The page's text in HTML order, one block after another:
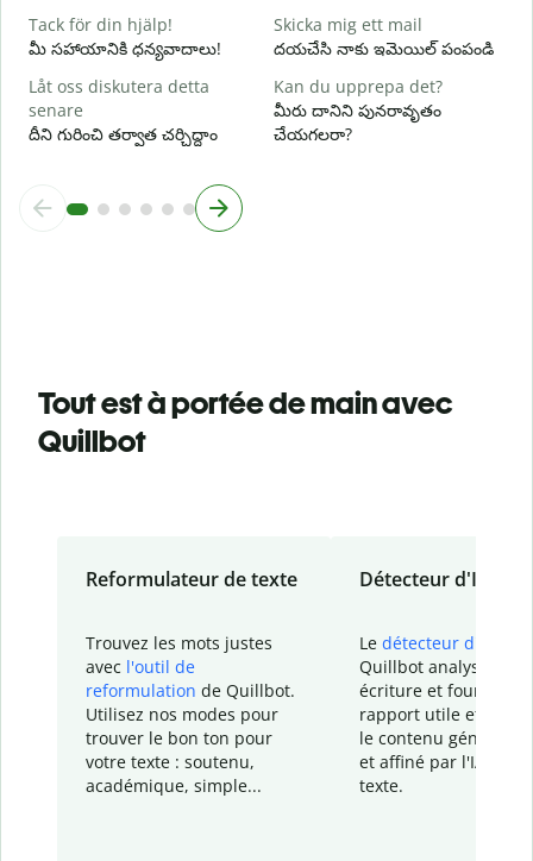
Tack för din hjälp!
మీ సహాయానికి ధన్యవాదాలు!
Skicka mig ett mail
దయచేసి నాకు ఇమెయిల్ పంపండి
Låt oss diskutera detta
senare
దీని గురించి తర్వాత చర్చిద్దాం
Kan du upprepa det?
మీరు దానిని పునరావృతం
చేయగలరా?
Tout est à portée de main avec
Quillbot
Reformulateur de texte
Trouvez les mots justes
avec l'outil de
reformulation de Quillbot.
Utilisez nos modes pour
trouver le bon ton pour
votre texte : soutenu,
académique, simple...
Détecteur d'IA
Le détecteur d'IA
Quillbot analyse votre
écriture et fournit un
rapport utile et
le contenu généré
et affiné par l'IA
texte.